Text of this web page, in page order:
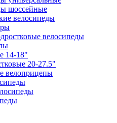
шоссейные
велосипеды
велосипеды
14-18"
20-27.5"
велоприцепы